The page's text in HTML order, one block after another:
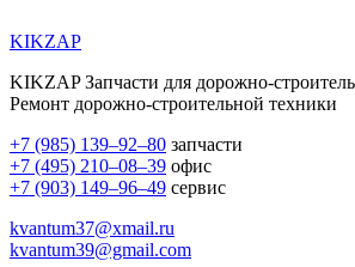
KIKZAP
KIKZAP Запчасти для дорожно-
Ремонт дорожно-строительной техники
+7 (985) 139–92–80 запчасти
+7 (495) 210–08–39 офис
+7 (903) 149–96–49 сервис
kvantum37@xmail.ru
kvantum39@gmail.com